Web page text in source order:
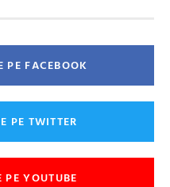
PE FACEBOOK
PE TWITTER
YOUTUBE